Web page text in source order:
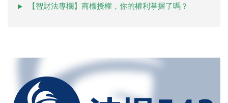
【智財法專欄】商標授權，你的權利掌握了嗎？